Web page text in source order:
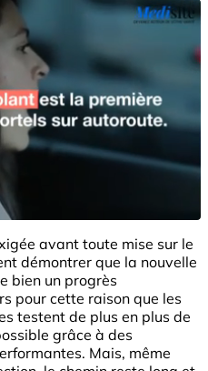
avant toute mise sur le
démontrer que la nouvelle
bien un progrès
pour cette raison que les
testent de plus en plus de
grâce à des
Mais, même